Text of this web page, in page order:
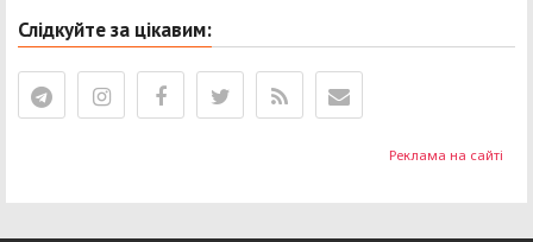
Реклама на сайті
Слідкуйте за цікавим: